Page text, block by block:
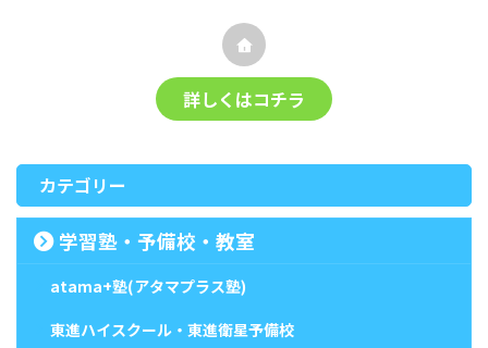
詳しくはコチラ
カテゴリー
学習塾・予備校・教室
atama+塾(アタマプラス塾)
東進ハイスクール・東進衛星予備校